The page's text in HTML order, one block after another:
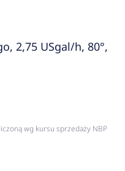
2,75 USgal/h, 80°,
wg kursu sprzedaży NBP